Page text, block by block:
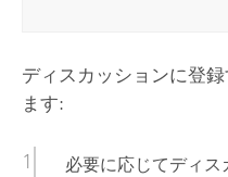
ディスカッションに登
ます:
必要に応じてディス